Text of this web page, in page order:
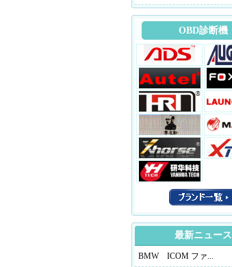
OBD診断機
最新ニュース
BMW ICOM ファ...